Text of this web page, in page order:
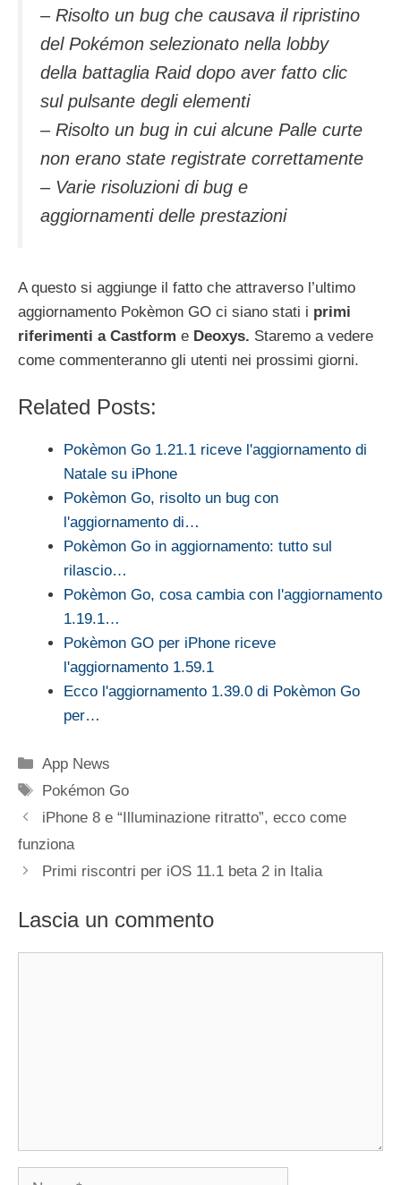
– Risolto un bug che causava il ripristino
del Pokémon selezionato nella lobby
della battaglia Raid dopo aver fatto clic
sul pulsante degli elementi
– Risolto un bug in cui alcune Palle curte
non erano state registrate correttamente
– Varie risoluzioni di bug e
aggiornamenti delle prestazioni
A questo si aggiunge il fatto che attraverso l’ultimo
aggiornamento Pokèmon GO ci siano stati i primi
riferimenti a Castform e Deoxys. Staremo a vedere
come commenteranno gli utenti nei prossimi giorni.
Related Posts:
Pokèmon Go 1.21.1 riceve l'aggiornamento di
Natale su iPhone
Pokèmon Go, risolto un bug con
l'aggiornamento di…
Pokèmon Go in aggiornamento: tutto sul
rilascio…
Pokèmon Go, cosa cambia con l'aggiornamento
1.19.1…
Pokèmon GO per iPhone riceve
l'aggiornamento 1.59.1
Ecco l'aggiornamento 1.39.0 di Pokèmon Go
per…
Categorie
App News
Tag
Pokémon Go
iPhone 8 e “Illuminazione ritratto”, ecco come
funziona
Primi riscontri per iOS 11.1 beta 2 in Italia
Lascia un commento
Nome